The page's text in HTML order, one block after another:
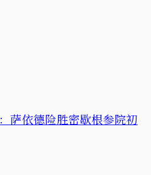
萨依德险胜密歇根参院初